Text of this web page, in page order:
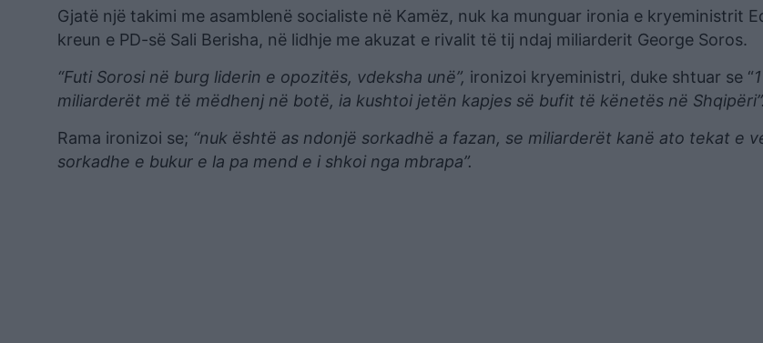
Gjatë një takimi me asamblenë socialiste në Kamëz, nuk ka munguar ironia e kryeministrit
kreun e PD-së Sali Berisha, në lidhje me akuzat e rivalit të tij ndaj miliarderit George Soros.
“Futi Sorosi në burg liderin e opozitës, vdeksha unë”, ironizoi kryeministri, duke shtuar se “
miliarderët më të mëdhenj në botë, ia kushtoi jetën kapjes së bufit të kënetës në Shqipëri”.
Rama ironizoi se; “nuk është as ndonjë sorkadhë a fazan, se miliarderët kanë ato tekat e
sorkadhe e bukur e la pa mend e i shkoi nga mbrapa”.